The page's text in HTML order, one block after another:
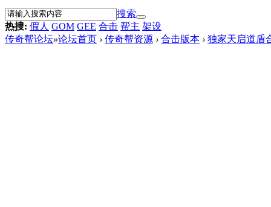
搜索
热搜: 假人 GOM GEE 合击 帮主 架设
传奇帮论坛»论坛首页 › 传奇帮资源 › 合击版本 › 独家天启道盾